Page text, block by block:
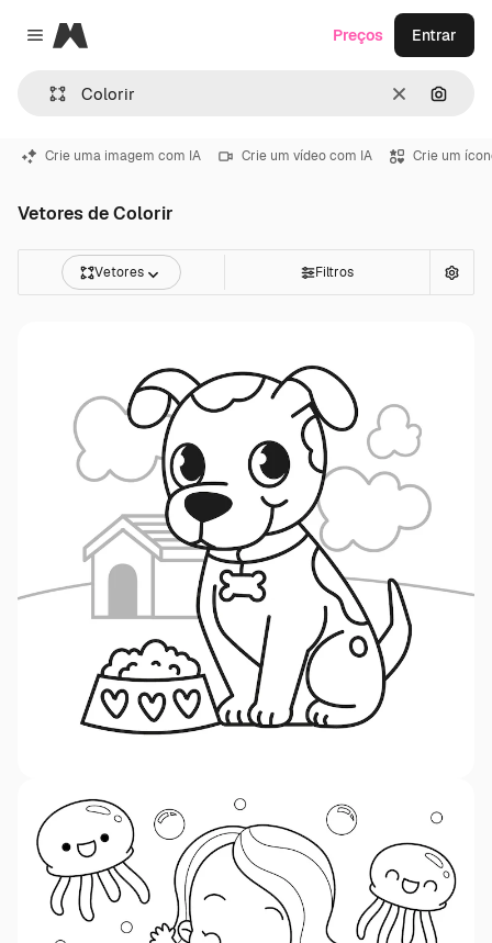
Close menu
Magnific
Limpar
Preços Entrar
Crie uma imagem com IA Crie um vídeo com IA Crie um
Vetores de Colorir
Vetores Filtros